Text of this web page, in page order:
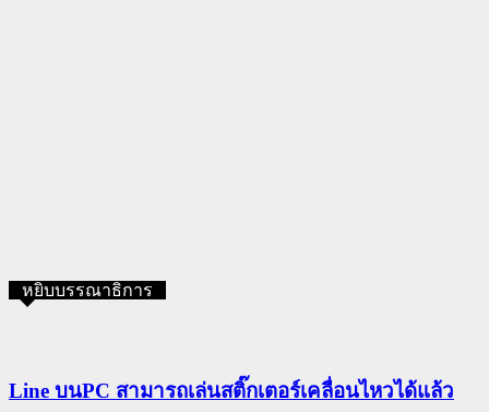
หยิบบรรณาธิการ
Line บนPC สามารถเล่นสติ๊กเตอร์เคลื่อนไหวได้แล้ว